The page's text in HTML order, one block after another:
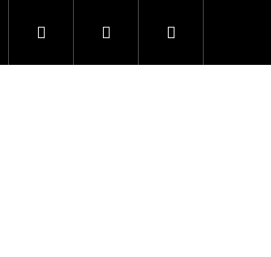
Hledat PřihlášeníNákupní